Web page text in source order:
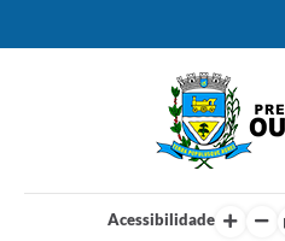
Acessibilidade